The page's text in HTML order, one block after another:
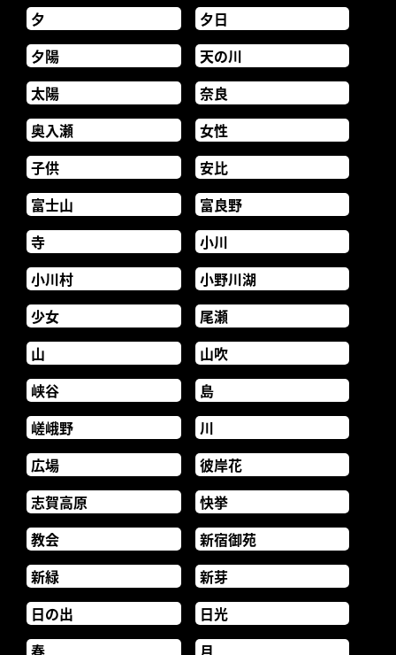
夕
夕日
夕陽
天の川
太陽
奈良
奥入瀬
女性
子供
安比
富士山
富良野
寺
小川
小川村
小野川湖
少女
尾瀬
山
山吹
峡谷
島
嵯峨野
川
広場
彼岸花
志賀高原
快挙
教会
新宿御苑
新緑
新芽
日の出
日光